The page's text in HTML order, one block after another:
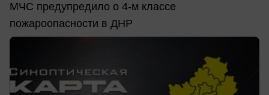
МЧС предупредило о 4-м классе
пожароопасности в ДНР